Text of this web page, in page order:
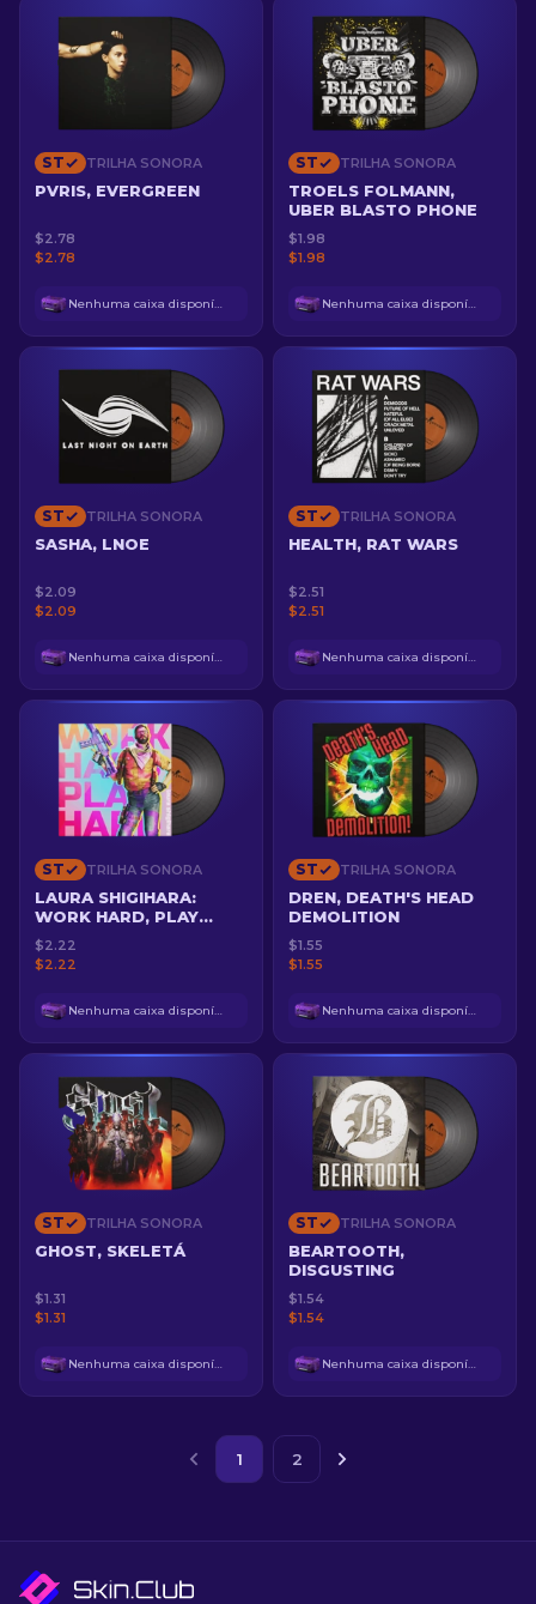
ST TRILHA SONORA
PVRIS, EVERGREEN
$2.78
$2.78
Nenhuma caixa disponível
ST TRILHA SONORA
TROELS FOLMANN,
UBER BLASTO PHONE
$1.98
$1.98
Nenhuma caixa disponível
ST TRILHA SONORA
SASHA, LNOE
$2.09
$2.09
Nenhuma caixa disponível
ST TRILHA SONORA
HEALTH, RAT WARS
$2.51
$2.51
Nenhuma caixa disponível
ST TRILHA SONORA
LAURA SHIGIHARA:
WORK HARD, PLAY
HARD
$2.22
$2.22
Nenhuma caixa disponível
ST TRILHA SONORA
DREN, DEATH'S HEAD
DEMOLITION
$1.55
$1.55
Nenhuma caixa disponível
ST TRILHA SONORA
GHOST, SKELETÁ
$1.31
$1.31
Nenhuma caixa disponível
ST TRILHA SONORA
BEARTOOTH,
DISGUSTING
$1.54
$1.54
Nenhuma caixa disponível
1 2